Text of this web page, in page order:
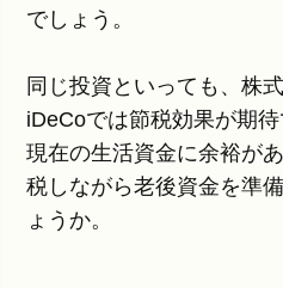
でしょう。
同じ投資といっても、株
iDeCoでは節税効果が期待
現在の生活資金に余裕が
税しながら老後資金を準
ょうか。